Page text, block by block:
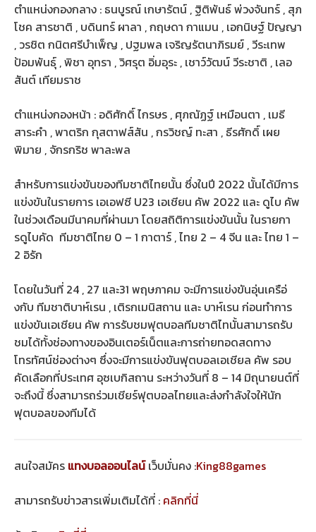
ตำแหน่งกองกลาง : ธนบูรณ์ เกษารัตน์ , ฐิติพันธ์ พ่วงจันทร์ , สุภ
โชค สารชาติ , บดินทร์ ผาลา , กฤษดา กาแมน , เอกนิษฐ์ ปัญญา
, วรชิต กนิตศรีบำเพ็ญ , ปฐมพล เจริญรัตนาภิรมย์ , วีระเทพ
ป้อมพันธุ์ , พิชา อุทรา , วิศรุต อิ่มอุระ , เชาว์วัฒน์ วีระชาติ , เลอ
สันต์ เทียมราช
ตำแหน่งกองหน้า : อดิศักดิ์ ไกรษร , ศุภณัฏฐ์ เหมือนตา , เมธี
สาระคำ , พาตริก กุสตาฟส์สัน , กรวิชญ์ ทะสา , ธีรศักดิ์ เผย
พิมาย , จักรกริช พาละพล
สำหรับการแข่งขันของทีมชาติไทยนั้น ซึ่งในปี 2022 นั้นได้มีการ
แข่งขันในรายการ เอเอฟซี U23 เอเชียน คัพ 2022 และ ดูไบ คัพ
ในช่วงเดือนมีนาคมที่ผ่านมา โดยสถิติการแข่งขันนั้น ในรายกา
รดูไบคัด ทีมชาติไทย 0 – 1 กาตาร์ , ไทย 2 – 4 จีน และ ไทย 1 –
2 อิรัก
โดยในวันที่ 24 , 27 และ31 พฤษภาคม จะมีการแข่งขันอุ่นเครือ่
งกับ ทีมชาติบาห์เรน , เติรกเมนิสถาน และ บาห์เรน ก่อนทำการ
แข่งขันเอเชียน คัพ การรับชมฟุตบอลทีมชาติไทนั้นสามารถรับ
ชมได้ทั้งช่องทางของอินเตอร์เน็ตและการถ่ายทอดสดทาง
โทรทัศน์ช่องต่างๆ ซึ่งจะมีการแข่งขันฟุตบอลเอเชียล คัพ รอบ
คัดเลือกที่ประเทศ อุซเบกิสถาน ระหว่างวันที่ 8 – 14 มิถุนายนต์ที่
จะถึงนี้ ซึ่งสามารถร่วมเชียร์ฟุตบอลไทยและส่งกำลังใจให้นัก
ฟุตบอลของทีมได้
สนใจสมัคร แทงบอลออนไลน์เว็บมั่นคง :King88games
สามารถรับข่าวสารเพิ่มเติมได้ที่ : คลิกที่นี่